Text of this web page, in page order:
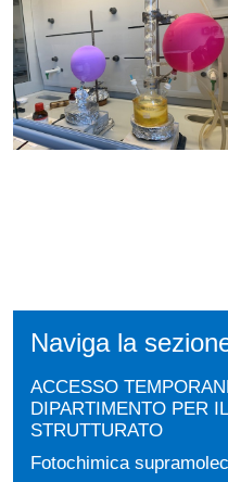
Naviga la
ACCESSO
DIPARTIMENTO PER
STRUTTURATO
Fotochimica